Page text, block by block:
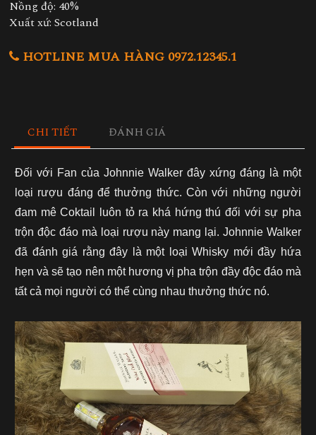
Nồng độ: 40%
Xuất xứ: Scotland
HOTLINE MUA HÀNG 0972.12345.1
CHI TIẾT ĐÁNH GIÁ
Đối với Fan của Johnnie Walker đây xứng đáng là một
loại rượu đáng để thưởng thức. Còn với những người
đam mê Coktail luôn tỏ ra khá hứng thú đối với sự pha
trộn độc đáo mà loại rượu này mang lại.Johnnie Walker
đã đánh giá rằng đây là một loại Whisky mới đầy hứa
hẹn và sẽ tạo nên một hương vị pha trộn đầy độc đáo mà
tất cả mọi người có thể cùng nhau thưởng thức nó.